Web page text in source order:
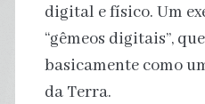
digital e físico. Um
“gêmeos digitais”,
basicamente como
da Terra.